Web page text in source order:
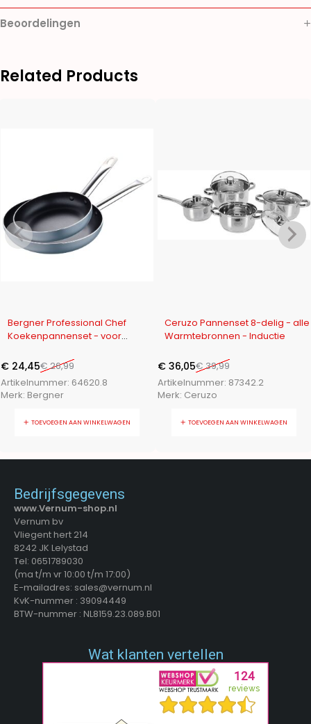
Beoordelingen
Related Products
Bergner Professional Chef
Koekenpannenset - voor
€26,99
€ 24,45
Artikelnummer: 64620.8
Merk: Bergner
TOEVOEGEN AAN WINKELWAGEN
Ceruzo Pannenset 8-delig - alle
Warmtebronnen - Inductie
€39,99
€ 36,05
Artikelnummer: 87342.2
Merk: Ceruzo
TOEVOEGEN AAN WINKELWAGEN
Bedrijfsgegevens
www.Vernum-shop.nl
Vernum bv
Vliegent hert 214
8242 JK Lelystad
Tel: 0651789030
(ma t/m vr 10:00 t/m 17:00)
E-mailadres: sales@vernum.nl
KvK-nummer : 39094449
BTW-nummer : NL8159.23.089.B01
Wat klanten vertellen